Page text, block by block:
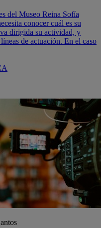
del Museo Reina Sofía
conocer cuál es su
dirigida su actividad, y
de actuación. En el caso